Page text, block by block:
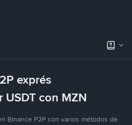
exprés
USDT con MZN
Binance P2P con varios métodos de